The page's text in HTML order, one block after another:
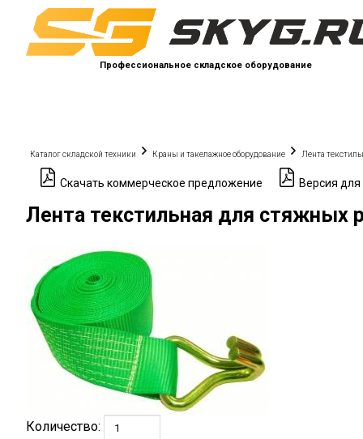
Профессиональное складское оборудование
Каталог складской техники Краны и такелажное оборудование Лента
Скачать коммерческое предложение Версия
Лента текстильная для стяжных
Количество: